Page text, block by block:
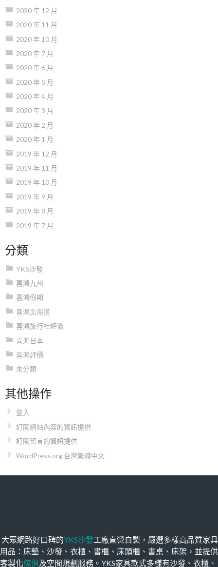
2020 年 12 月
2020 年 11 月
2020 年 10 月
2020 年 7 月
2020 年 6 月
2020 年 5 月
2020 年 4 月
2020 年 3 月
2020 年 2 月
2020 年 1 月
2019 年 12 月
2019 年 11 月
2019 年 10 月
2019 年 9 月
2019 年 8 月
2019 年 7 月
分類
YKS沙發
喜鴻九州
喜鴻假期
喜鴻北海道
喜鴻旅行社評價
喜鴻日本
喜鴻評價
未分類
其他操作
登入
訂閱網站內容的資訊提供
訂閱留言的資訊提供
WordPress.org 台灣繁體中文
大眾網路好口碑的YKS沙發工廠直營自製，嚴選多樣高品質家具
用品：床墊、沙發、衣櫃、書櫃、床頭櫃、書桌、床架，並提供
客製化傢俱及空間規劃服務。YKS家具款式多樣有沙發、衣櫃、